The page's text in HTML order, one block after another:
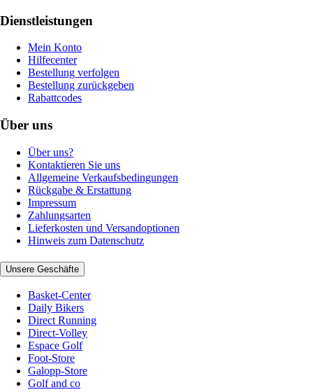
Dienstleistungen
Mein Konto
Hilfecenter
Bestellung verfolgen
Bestellung zurückgeben
Rabattcodes
Über uns
Über uns?
Kontaktieren Sie uns
Allgemeine Verkaufsbedingungen
Rückgabe & Erstattung
Impressum
Zahlungsarten
Lieferkosten und Versandoptionen
Hinweis zum Datenschutz
Unsere Geschäfte
Basket-Center
Daily Bikers
Direct Running
Direct-Volley
Espace Golf
Foot-Store
Galopp-Store
Golf and co